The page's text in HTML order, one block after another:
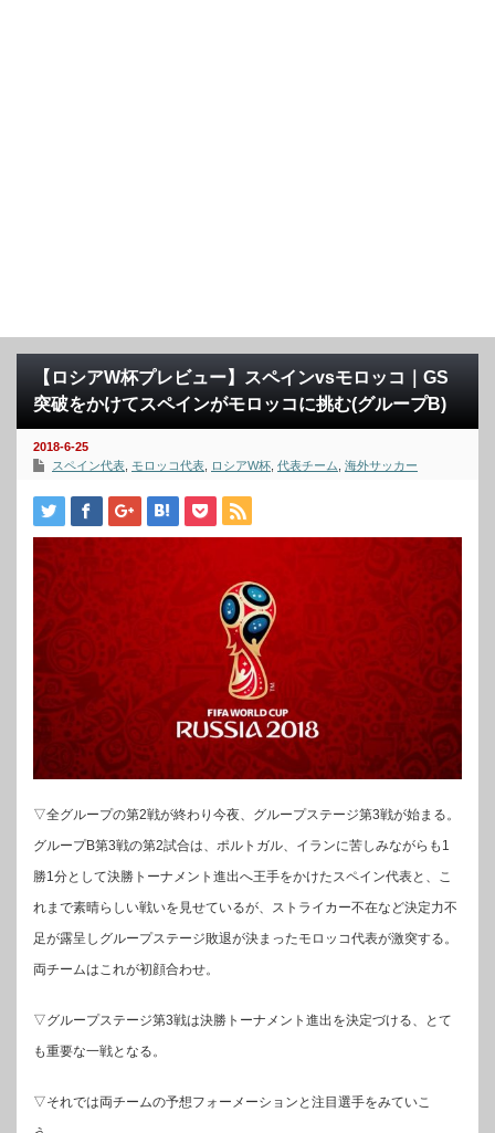
【ロシアW杯プレビュー】スペインvsモロッコ｜GS
突破をかけてスペインがモロッコに挑む(グループB)
2018-6-25
スペイン代表 モロッコ代表 ロシアW杯 代表チーム 海外サッカー
▽全グループの第2戦が終わり今夜、グループステージ第3戦が始まる。
グループB第3戦の第2試合は、ポルトガル、イランに苦しみながらも1
勝1分として決勝トーナメント進出へ王手をかけたスペイン代表と、こ
れまで素晴らしい戦いを見せているが、ストライカー不在など決定力不
足が露呈しグループステージ敗退が決まったモロッコ代表が激突する。
両チームはこれが初顔合わせ。
▽グループステージ第3戦は決勝トーナメント進出を決定づける、とて
も重要な一戦となる。
▽それでは両チームの予想フォーメーションと注目選手をみていこ